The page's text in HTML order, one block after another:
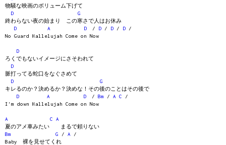
物騒な映画のボリューム下げて
D
G
終わらない夜の始まり この寒さで人はお休み
D
A D / D / D / D /
No Guard Hallelujah Come on Now
D
ろくでもないイメージにさそわれて
D
脈打ってる蛇口をなぐさめて
D
G
キレるのか？決めるか？決めな！その後のことはその後で
D
A D / Bm / A C /
I'm down Hallelujah Come on Now
A C
A
夏のアメ車みたい まるで頼りない
Bm
G / A /
Baby 裸を見せてくれ